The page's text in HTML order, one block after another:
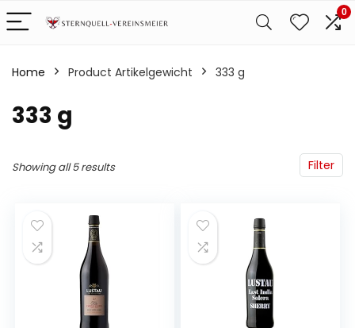
0
Home Product Artikelgewicht ‎333 g
‎333 g
Filter
Showing all 5 results